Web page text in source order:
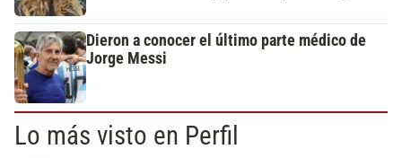
Dieron a conocer el último parte médico de
Jorge Messi
Lo más visto en Perfil